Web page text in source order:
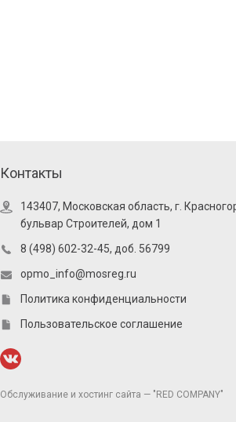
Контакты
143407, Московская область, г.
бульвар Строителей, дом 1
8 (498) 602-32-45, доб. 56799
opmo_info@mosreg.ru
Политика конфиденциальности
Пользовательское соглашение
Обслуживание и хостинг сайта — "RED COMPANY"